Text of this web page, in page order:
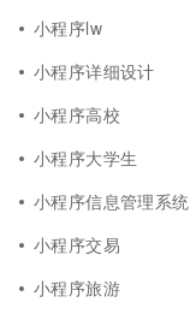
小程序lw
小程序详细设计
小程序高校
小程序大学生
小程序信息管理系统
小程序交易
小程序旅游